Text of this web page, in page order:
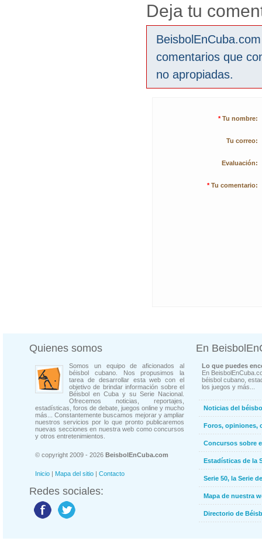
Deja tu
comentarios que
no apropiadas.
* Tu nombre:
Tu correo:
Evaluación:
* Tu comentario:
Quienes somos
Somos un equipo de aficionados al
béisbol cubano. Nos propusimos la
tarea de desarrollar esta web con el
objetivo de brindar información sobre el
Béisbol en Cuba y su Serie Nacional.
Ofrecemos noticias, reportajes,
estadísticas, foros de debate, juegos online y mucho
más... Constantemente buscamos mejorar y ampliar
nuestros servicios por lo que pronto publicaremos
nuevas secciones en nuestra web como concursos
y otros entretenimientos.
© copyright 2009 - 2026 BeisbolEnCuba.com
Inicio | Mapa del sitio | Contacto
Redes sociales:
En
Lo que puedes
En
béisbol cubano,
los juegos y más...
Noticias del
Foros, opiniones,
Concursos sobre
Estadísticas de la
Serie 50, la Serie
Mapa de nuestra
Directorio de